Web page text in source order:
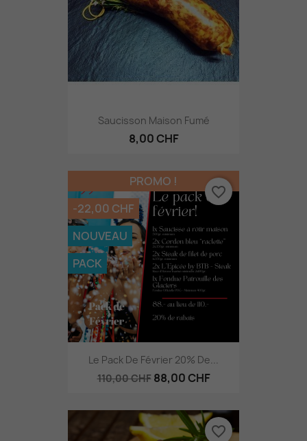
Saucisson Maison Fumé
8,00 CHF
Le Pack De Février 20% De...
110,00 CHF 88,00 CHF
PROMO !
-22,00 CHF
NOUVEAU
PACK
favorite_border
favorite_border